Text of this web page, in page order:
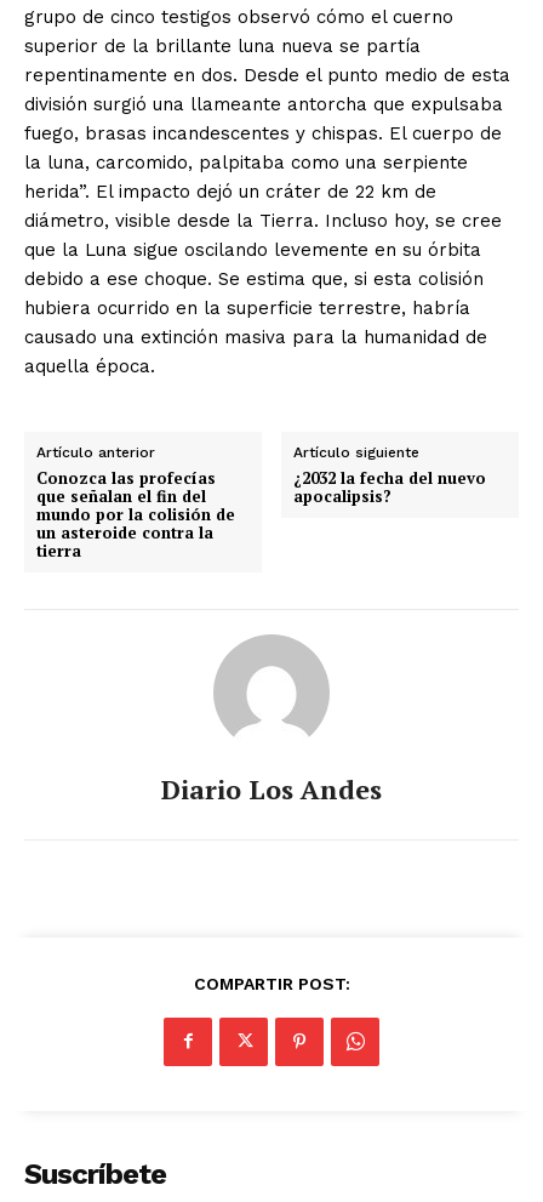
grupo de cinco testigos observó cómo el cuerno
superior de la brillante luna nueva se partía
repentinamente en dos. Desde el punto medio de esta
división surgió una llameante antorcha que expulsaba
fuego, brasas incandescentes y chispas. El cuerpo de
la luna, carcomido, palpitaba como una serpiente
herida”. El impacto dejó un cráter de 22 km de
diámetro, visible desde la Tierra. Incluso hoy, se cree
que la Luna sigue oscilando levemente en su órbita
debido a ese choque. Se estima que, si esta colisión
hubiera ocurrido en la superficie terrestre, habría
causado una extinción masiva para la humanidad de
aquella época.
Artículo anterior
Conozca las profecías
que señalan el fin del
mundo por la colisión de
un asteroide contra la
tierra
Artículo siguiente
¿2032 la fecha del nuevo
apocalipsis?
Diario Los Andes
COMPARTIR POST:
Suscríbete